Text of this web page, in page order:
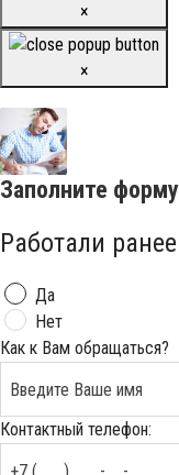
×
×
Заполните
Работали
Да
Нет
Как к Вам обращаться?
Контактный телефон: